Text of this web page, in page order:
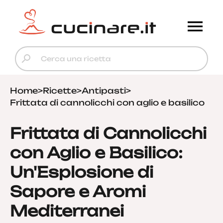
Home>Ricette>Antipasti>
Frittata di cannolicchi con aglio e basilico
Frittata di Cannolicchi
con Aglio e Basilico:
Un'Esplosione di
Sapore e Aromi
Mediterranei